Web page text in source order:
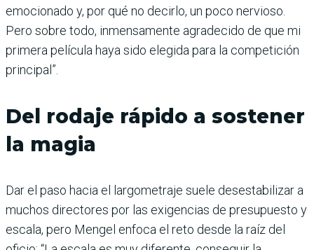
emocionado y, por qué no decirlo, un poco nervioso.
Pero sobre todo, inmensamente agradecido de que mi
primera película haya sido elegida para la competición
principal”.
Del rodaje rápido a sostener
la magia
Dar el paso hacia el largometraje suele desestabilizar a
muchos directores por las exigencias de presupuesto y
escala, pero Mengel enfoca el reto desde la raíz del